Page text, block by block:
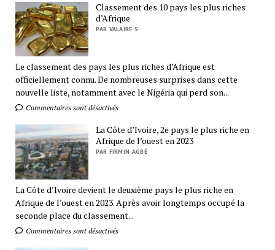
Classement des 10 pays les plus riches
d’Afrique
PAR VALAIRE S
Le classement des pays les plus riches d’Afrique est
officiellement connu. De nombreuses surprises dans cette
nouvelle liste, notamment avec le Nigéria qui perd son...
Commentaires sont désactivés
La Côte d’Ivoire, 2e pays le plus riche en
Afrique de l’ouest en 2023
PAR FIRMIN AGBÉ
La Côte d’Ivoire devient le deuxième pays le plus riche en
Afrique de l’ouest en 2023. Après avoir longtemps occupé la
seconde place du classement...
Commentaires sont désactivés